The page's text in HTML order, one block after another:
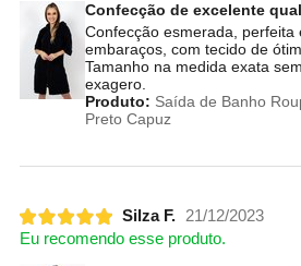
Confecção de excelente
Confecção esmerada, perfeita
embaraços, com tecido de
Tamanho na medida exata
exagero.
Produto: Saída de Banho
Preto Capuz
Silza F.
21/12/2023
Eu recomendo esse produto.